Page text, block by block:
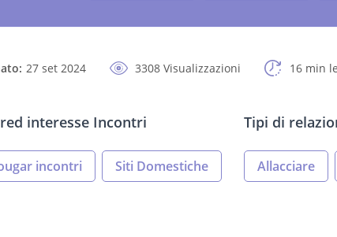
27 set 2024 3308 Visualizzazioni 16 min
interesse Incontri
incontri Siti Domestiche
Tipi di
Allacciare